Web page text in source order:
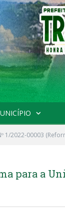
1/2022-00003
para a